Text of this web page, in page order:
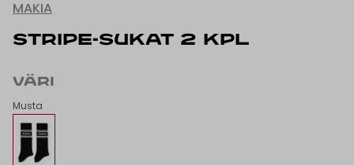
MAKIA
STRIPE-SUKAT 2 KPL
VÄRI
Musta